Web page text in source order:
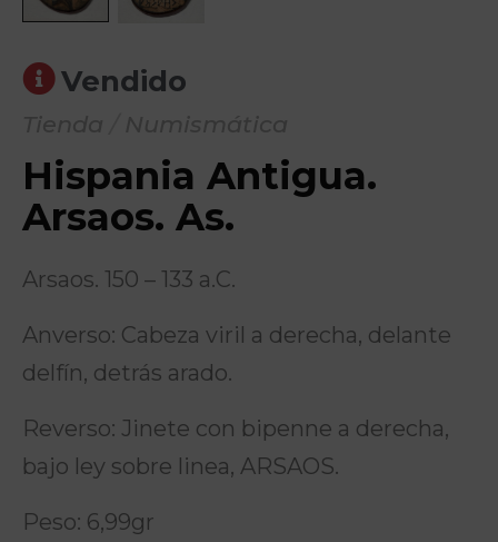
Vendido
Hispania Antigua.
Arsaos. As.
Arsaos. 150 – 133 a.C.
Anverso: Cabeza viril a derecha, delante
delfín, detrás arado.
Reverso: Jinete con bipenne a derecha,
bajo ley sobre linea, ARSAOS.
Peso: 6,99gr